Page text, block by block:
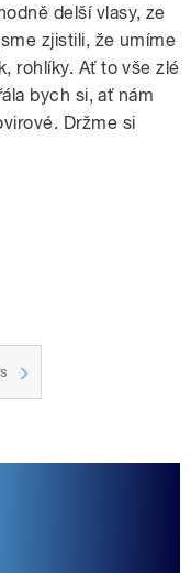
delší vlasy, ze
zjistili, že umíme
rohlíky. Ať to vše zlé
bych si, ať nám
Držme si